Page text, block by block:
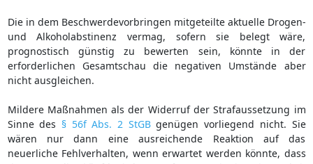
Die in dem Beschwerdevorbringen mitgeteilte aktuelle Drogen-
und Alkoholabstinenz vermag, sofern sie belegt wäre,
prognostisch günstig zu bewerten sein, könnte in der
erforderlichen Gesamtschau die negativen Umstände aber
nicht ausgleichen.
Mildere Maßnahmen als der Widerruf der Strafaussetzung im
Sinne des § 56f Abs. 2 StGBgenügen vorliegend nicht. Sie
wären nur dann eine ausreichende Reaktion auf das
neuerliche Fehlverhalten, wenn erwartet werden könnte, dass